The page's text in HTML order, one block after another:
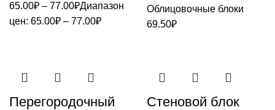
65.00₽ – 77.00₽Диапазон
цен: 65.00₽ – 77.00₽
Облицовочные блоки
69.50₽
Перегородочный
Стеновой блок